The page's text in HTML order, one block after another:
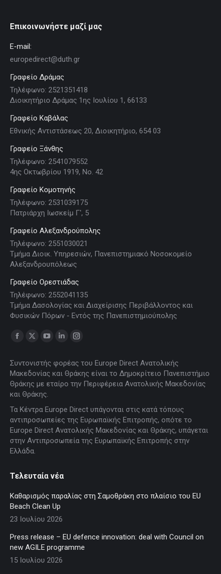
Επικοινωνήστε μαζί μας
E-mail:
europedirect@duth.gr
Γραφείο Δράμας
Τηλέφωνο: 2521351418
Διοικητήριο Δράμας 1ης Ιουλίου 1, 66133
Γραφείο Καβάλας
Εθνικής Αντιστάσεως 20, Διοικητήριο, 654 03
Γραφείο Ξάνθης
Τηλέφωνο: 2541079552
4ης Οκτωβρίου 1919, Νο. 42
Γραφείο Κομοτηνής
Τηλέφωνο: 2531039175
Πατριάρχη Ιωσκείμ Γ', 5
Γραφείο Αλεξανδρούπολης
Τηλέφωνο: 2551030021
Τμήμα Διοικ. Υπηρεσιών, Πανεπιστημιακό Νοσοκομείο
Αλεξανδρουπόλεως
Γραφείο Ορεστιάδας
Τηλέφωνο: 2552041135
Τμήμα Δασολογίας και Διαχείρισης Περιβάλλοντος και
Φυσικών Πόρων - Εντός της Πανεπιστημιούπολης
Find us on:
Facebook
opens
in
new
window
X
opens
in
new
window
YouTube
opens
in
new
window
Linkedin
opens
in
window
Instagram
opens
in
window
Συντονιστής φορέας του Europe Direct Ανατολικής
Μακεδονίας και Θράκης είναι το Δημοκρίτειο Πανεπιστήμιο
Θράκης με εταίρο την Περιφέρεια Ανατολικής Μακεδονίας
και Θράκης.
Τα Κέντρα Europe Direct υπάγονται στις κατά τόπους
αντιπροσωπείες της Ευρωπαϊκής Επιτροπής, οπότε το
Europe Direct Ανατολικής Μακεδονίας και Θράκης, υπάγεται
στην Αντιπροσωπεία της Ευρωπαϊκής Επιτροπής στην
Ελλάδα.
Τελευταία νέα
Καθαρισμός παραλίας στη Σαμοθράκη στο πλαίσιο του EU
Beach Clean Up
23 Ιουλίου 2026
Press release – EU defence innovation: deal with Council on
new AGILE programme
15 Ιουλίου 2026